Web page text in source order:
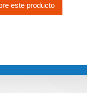
este producto